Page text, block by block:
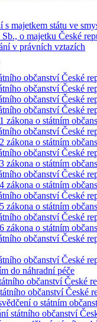
s majetkem státu ve
Sb., o majetku České
v právních vztazích
občanství České
občanství České
občanství České
občanství České
zákona o státním
občanství České
zákona o státním
občanství České
zákona o státním
občanství České
zákona o státním
občanství České
zákona o státním
občanství České
zákona o státním
občanství České
občanství České
do náhradní péče
občanství České
občanství České
o státním
státního občanství